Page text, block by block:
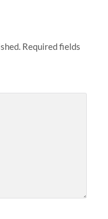
Required fields